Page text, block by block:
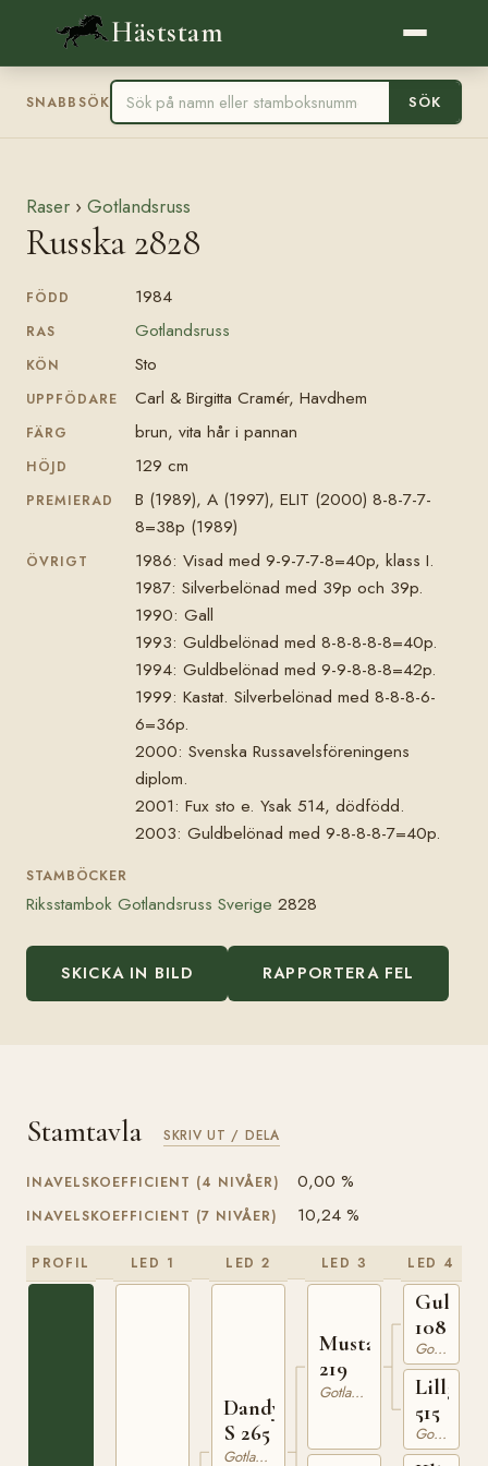
Häststam
SNABBSÖK SÖK
Raser › Gotlandsruss
Russka 2828
FÖDD 1984
RAS Gotlandsruss
KÖN Sto
UPPFÖDARE Carl & Birgitta Cramér, Havdhem
FÄRG brun, vita hår i pannan
HÖJD 129 cm
PREMIERAD
B (1989), A (1997), ELIT (2000) 8-8-7-7-
8=38p (1989)
ÖVRIGT
1986: Visad med 9-9-7-7-8=40p, klass I.
1987: Silverbelönad med 39p och 39p.
1990: Gall
1993: Guldbelönad med 8-8-8-8-8=40p.
1994: Guldbelönad med 9-9-8-8-8=42p.
1999: Kastat. Silverbelönad med 8-8-8-6-
6=36p.
2000: Svenska Russavelsföreningens
diplom.
2001: Fux sto e. Ysak 514, dödfödd.
2003: Guldbelönad med 9-8-8-8-7=40p.
STAMBÖCKER
Riksstambok Gotlandsruss Sverige 2828
SKICKA IN BILD RAPPORTERA FEL
Stamtavla SKRIV UT / DELA
INAVELSKOEFFICIENT (4 NIVÅER) 0,00 %
INAVELSKOEFFICIENT (7 NIVÅER) 10,24 %
PROFIL LED 1 LED 2
Dandy
S 265
Gotlandsruss
LED 3
Mustang
219
Gotlandsruss
LED 4
108
Gotlandsruss
Lillgull
515
Gotlandsruss